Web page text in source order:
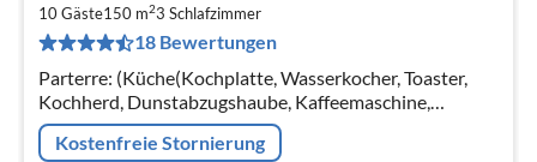
10 Gäste150 m23 Schlafzimmer
18 Bewertungen
Parterre: (Küche(Kochplatte, Wasserkocher, Toaster,
Kochherd, Dunstabzugshaube, Kaffeemaschine,
Backofen, Kombi-Mikrowelle, Spülmaschine,
Kühlschrank, Tiefkühlschrank, Zitruspresse...
Kostenfreie Stornierung